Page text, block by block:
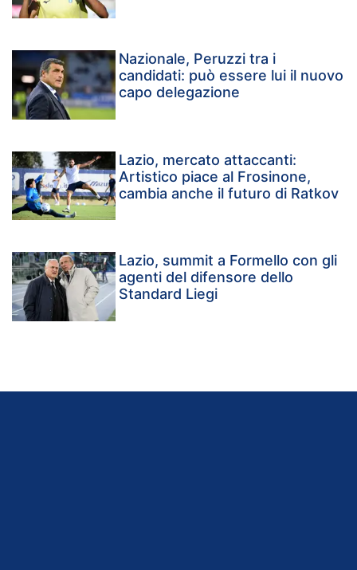
Nazionale, Peruzzi tra i
candidati: può essere lui il nuovo
capo delegazione
Lazio, mercato attaccanti:
Artistico piace al Frosinone,
cambia anche il futuro di Ratkov
Lazio, summit a Formello con gli
agenti del difensore dello
Standard Liegi